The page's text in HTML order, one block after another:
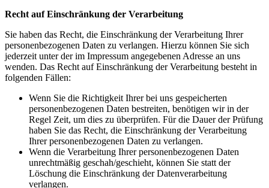
Recht auf Einschränkung der Verarbeitung
Sie haben das Recht, die Einschränkung der Verarbeitung Ihrer
personenbezogenen Daten zu verlangen. Hierzu können Sie sich
jederzeit unter der im Impressum angegebenen Adresse an uns
wenden. Das Recht auf Einschränkung der Verarbeitung besteht in
folgenden Fällen:
Wenn Sie die Richtigkeit Ihrer bei uns gespeicherten
personenbezogenen Daten bestreiten, benötigen wir in der
Regel Zeit, um dies zu überprüfen. Für die Dauer der Prüfung
haben Sie das Recht, die Einschränkung der Verarbeitung
Ihrer personenbezogenen Daten zu verlangen.
Wenn die Verarbeitung Ihrer personenbezogenen Daten
unrechtmäßig geschah/geschieht, können Sie statt der
Löschung die Einschränkung der Datenverarbeitung
verlangen.